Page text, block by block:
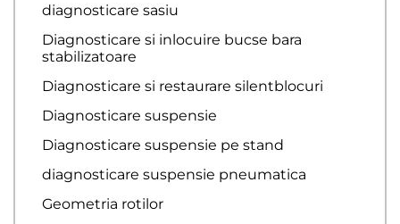
diagnosticare sasiu
Diagnosticare si inlocuire bucse bara
stabilizatoare
Diagnosticare si restaurare silentblocuri
Diagnosticare suspensie
Diagnosticare suspensie pe stand
diagnosticare suspensie pneumatica
Geometria rotilor